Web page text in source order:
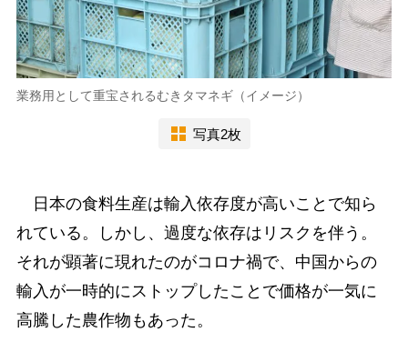
業務用として重宝されるむきタマネギ（イメージ）
写真2枚
日本の食料生産は輸入依存度が高いことで知ら
れている。しかし、過度な依存はリスクを伴う。
それが顕著に現れたのがコロナ禍で、中国からの
輸入が一時的にストップしたことで価格が一気に
高騰した農作物もあった。